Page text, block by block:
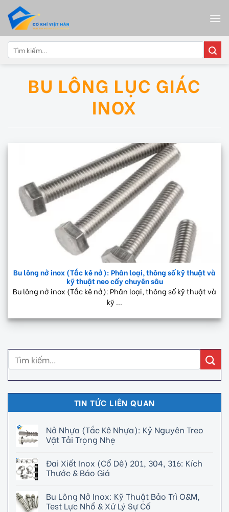
content
Tìm
kiếm:
BU LÔNG LỤC GIÁC
INOX
Bu lông nở inox (Tắc kê nở): Phân loại, thông số kỹ thuật và
kỹ thuật neo cấy chuyên sâu
Bu lông nở inox (Tắc kê nở): Phân loại, thông số kỹ thuật và
kỹ ...
TIN TỨC LIÊN QUAN
Nở Nhựa (Tắc Kê Nhựa): Kỷ Nguyên Treo
Vật Tải Trọng Nhẹ
Đai Xiết Inox (Cổ Dê) 201, 304, 316: Kích
Thước & Báo Giá
Bu Lông Nở Inox: Kỹ Thuật Bảo Trì O&M,
Test Lực Nhổ & Xử Lý Sự Cố